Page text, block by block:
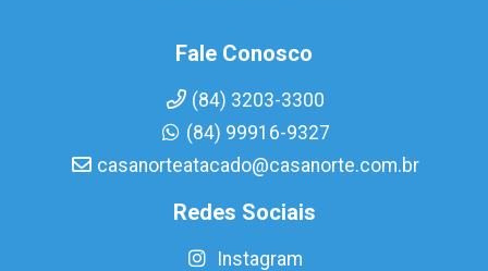
Fale Conosco
(84) 3203-3300
(84) 99916-9327
casanorteatacado@casanorte.com.br
Redes Sociais
Instagram